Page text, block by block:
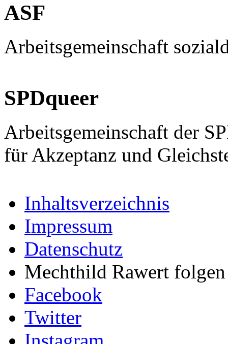
ASF
Arbeitsgemeinschaft
SPDqueer
Arbeitsgemeinschaft der
für Akzeptanz und
Inhaltsverzeichnis
Impressum
Datenschutz
Mechthild Rawert
Facebook
Twitter